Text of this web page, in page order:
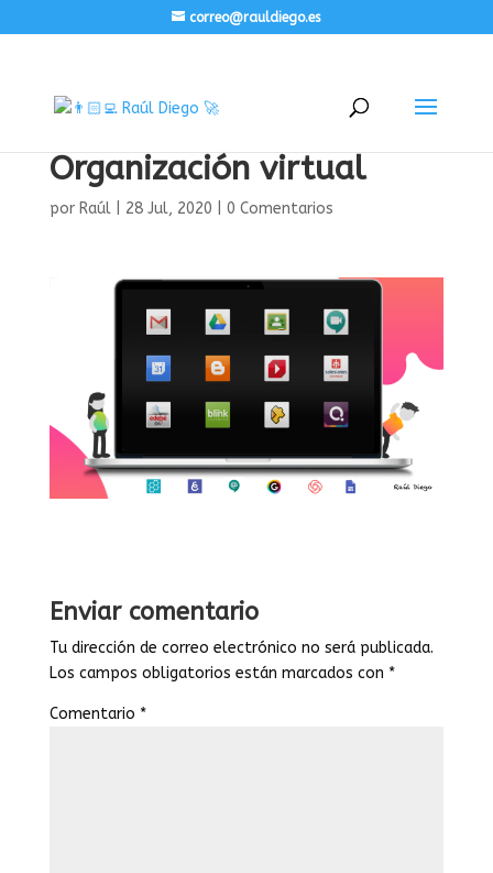
correo@rauldiego.es
Organización virtual
por Raúl| 28 Jul, 2020 0 Comentarios
Enviar comentario
Tu dirección de correo electrónico no será publicada.
Los campos obligatorios están marcados con *
Comentario *